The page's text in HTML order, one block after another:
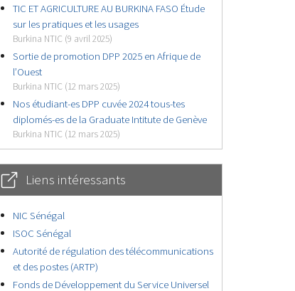
TIC ET AGRICULTURE AU BURKINA FASO Étude
sur les pratiques et les usages
Burkina NTIC (9 avril 2025)
Sortie de promotion DPP 2025 en Afrique de
l’Ouest
Burkina NTIC (12 mars 2025)
Nos étudiant-es DPP cuvée 2024 tous-tes
diplomés-es de la Graduate Intitute de Genève
Burkina NTIC (12 mars 2025)
Liens intéressants
NIC Sénégal
ISOC Sénégal
Autorité de régulation des télécommunications
et des postes (ARTP)
Fonds de Développement du Service Universel